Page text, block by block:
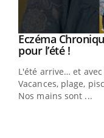
Youtube
Eczéma
pour l’été !Youtube
L'été arrive… et
Vacances, plage,
Nos mains sont ...